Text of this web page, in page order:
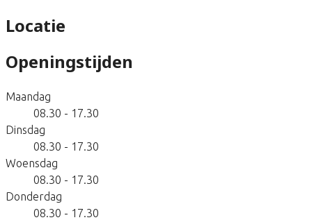
Locatie
Openingstijden
Maandag
08.30 - 17.30
Dinsdag
08.30 - 17.30
Woensdag
08.30 - 17.30
Donderdag
08.30 - 17.30